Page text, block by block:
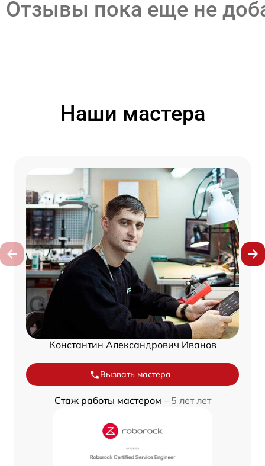
Отзывы пока еще не
Наши мастера
Константин Александрович Иванов
Вызвать мастера
Стаж работы мастером – 5 лет лет